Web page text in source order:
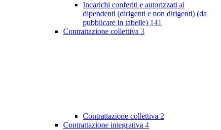
Incarichi conferiti e autorizzati ai
dipendenti (dirigenti e non dirigenti) (da
pubblicare in tabelle) 141
Contrattazione collettiva 3
Contrattazione collettiva 2
Contrattazione integrativa 4